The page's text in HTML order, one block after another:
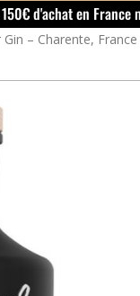
d'achat en
– Charente, France